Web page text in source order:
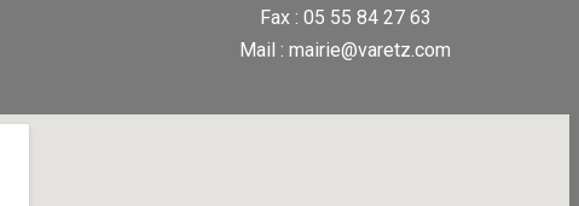
Fax : 05 55 84 27 63
Mail : mairie@varetz.com